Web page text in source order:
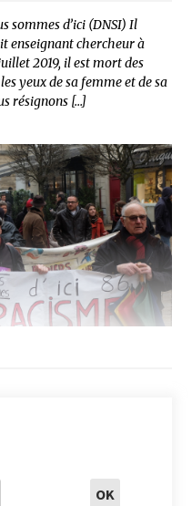
sommes d’ici (DNSI) Il
enseignant chercheur à
2019, il est mort des
yeux de sa femme et de sa
résignons […]